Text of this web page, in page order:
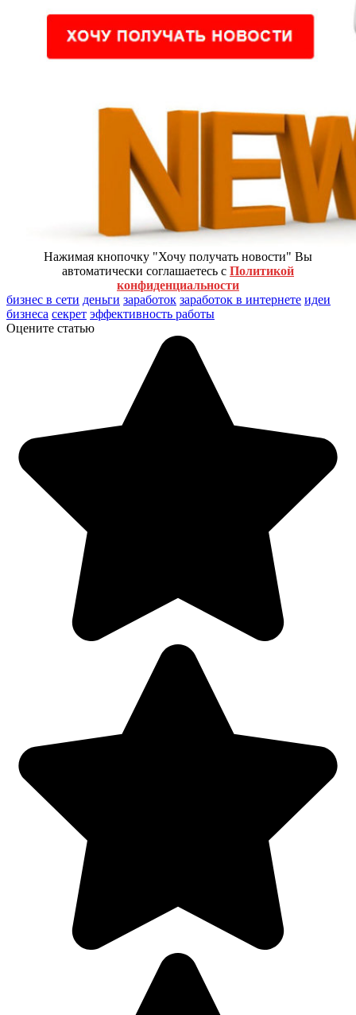
Нажимая кнопочку "Хочу получать новости" Вы
автоматически соглашаетесь с Политикой
конфиденциальности
бизнес в сети деньги заработок заработок в интернете идеи
бизнеса секрет эффективность работы
Оцените статью